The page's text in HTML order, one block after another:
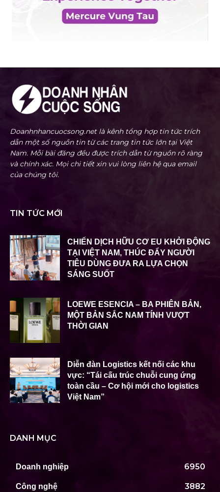
Doanhnhancuocsong.net là kênh tổng hợp tin tức trích
dẫn một số nguồn tin từ các trang tin tức lớn tại Việt
Nam. Mỗi bài đăng đều được trích dẫn từ nguồn rõ ràng
và chính xác. Mọi chi tiết xin vui lòng liên hệ qua email
của chúng tôi.
TIN TỨC MỚI
CHIẾN DỊCH HỮU CƠ EU KHỞI ĐỘNG
TẠI VIỆT NAM, THÚC ĐẨY NGƯỜI
TIÊU DÙNG ĐƯA RA LỰA CHỌN
SÁNG SUỐT
LOEWE ESENCIA – BA PHIÊN BẢN,
MỘT BẢN SẮC NAM TÍNH VƯỢT
THỜI GIAN
Diễn đàn Logistics kết nối các khu
vực: “Tái cấu trúc chuỗi cung ứng
toàn cầu – Cơ hội mới cho logistics
Việt Nam”
DANH MỤC
Doanh nghiệp 6950
Công nghệ 3882